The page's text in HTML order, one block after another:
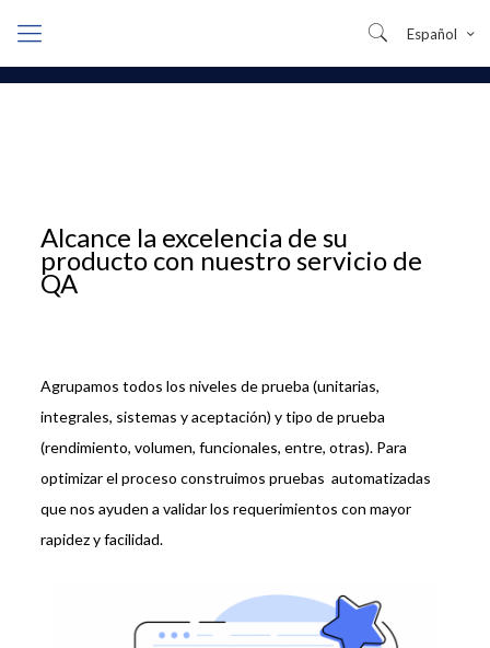
Español
Alcance la excelencia de su
producto con nuestro servicio de
QA
Agrupamos todos los niveles de prueba (unitarias,
integrales, sistemas y aceptación) y tipo de prueba
(rendimiento, volumen, funcionales, entre, otras). Para
optimizar el proceso construimos pruebas automatizadas
que nos ayuden a validar los requerimientos con mayor
rapidez y facilidad.